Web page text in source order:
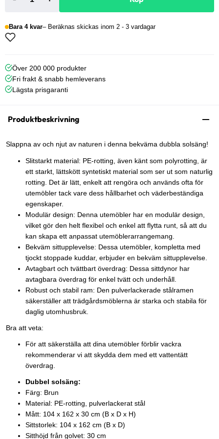
Bara 4 kvar Beräknas skickas inom 2 - 3 vardagar
Över 200 000 produkter
Fri frakt & snabb hemleverans
Lägsta prisgaranti
Produktbeskrivning
Slappna av och njut av naturen i denna bekväma dubbla solsäng!
Slitstarkt material: PE-rotting, även känt som polyrotting, är
ett starkt, lättskött syntetiskt material som ser ut som naturlig
rotting. Det är lätt, enkelt att rengöra och används ofta för
utemöbler tack vare dess hållbarhet och väderbeständiga
egenskaper.
Modulär design: Denna utemöbler har en modulär design,
vilket gör den helt flexibel och enkel att flytta runt, så att du
kan skapa ett anpassat utemöblerarrangemang.
Bekväm sittupplevelse: Dessa utemöbler, kompletta med
tjockt stoppade kuddar, erbjuder en bekväm sittupplevelse.
Avtagbart och tvättbart överdrag: Dessa sittdynor har
avtagbara överdrag för enkel tvätt och underhåll.
Robust och stabil ram: Den pulverlackerade stålramen
säkerställer att trädgårdsmöblerna är starka och stabila för
daglig utomhusbruk.
Bra att veta:
För att säkerställa att dina utemöbler förblir vackra
rekommenderar vi att skydda dem med ett vattentätt
överdrag.
Dubbel solsäng:
Färg: Brun
Material: PE-rotting, pulverlackerat stål
Mått: 104 x 162 x 30 cm (B x D x H)
Sittstorlek: 104 x 162 cm (B x D)
Sitthöjd från golvet: 30 cm